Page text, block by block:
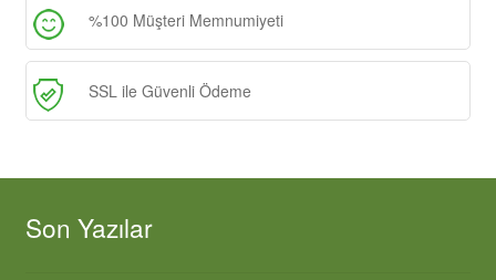
%100 Müşteri Memnumiyeti
SSL ile Güvenli Ödeme
Son Yazılar